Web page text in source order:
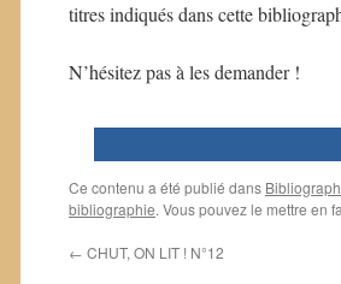
titres indiqués dans cette
N’hésitez pas à les demander !
Ce contenu a été publié dans
bibliographie. Vous pouvez le mettre en
← CHUT, ON LIT ! N°12